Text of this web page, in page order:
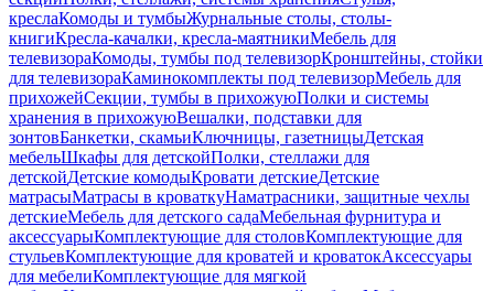
креслаКомоды и тумбыЖурнальные столы, столы-
книгиКресла-качалки, кресла-маятникиМебель для
телевизораКомоды, тумбы под телевизорКронштейны, стойки
для телевизораКаминокомплекты под телевизорМебель для
прихожейСекции, тумбы в прихожуюПолки и системы
хранения в прихожуюВешалки, подставки для
зонтовБанкетки, скамьиКлючницы, газетницыДетская
мебельШкафы для детскойПолки, стеллажи для
детскойДетские комодыКровати детскиеДетские
матрасыМатрасы в кроваткуНаматрасники, защитные чехлы
детскиеМебель для детского садаМебельная фурнитура и
аксессуарыКомплектующие для столовКомплектующие для
стульевКомплектующие для кроватей и кроватокАксессуары
для мебелиКомплектующие для мягкой